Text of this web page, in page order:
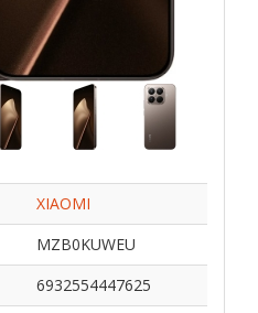
XIAOMI
MZB0KUWEU
6932554447625